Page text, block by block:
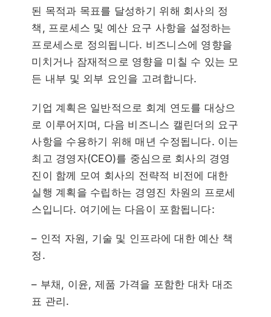
된 목적과 목표를 달성하기 위해 회사의 정
책, 프로세스 및 예산 요구 사항을 설정하는
프로세스로 정의됩니다. 비즈니스에 영향을
미치거나 잠재적으로 영향을 미칠 수 있는 모
든 내부 및 외부 요인을 고려합니다.
기업 계획은 일반적으로 회계 연도를 대상으
로 이루어지며, 다음 비즈니스 캘린더의 요구
사항을 수용하기 위해 매년 수정됩니다. 이는
최고 경영자(CEO)를 중심으로 회사의 경영
진이 함께 모여 회사의 전략적 비전에 대한
실행 계획을 수립하는 경영진 차원의 프로세
스입니다. 여기에는 다음이 포함됩니다:
– 인적 자원, 기술 및 인프라에 대한 예산 책
정.
– 부채, 이윤, 제품 가격을 포함한 대차 대조
표 관리.